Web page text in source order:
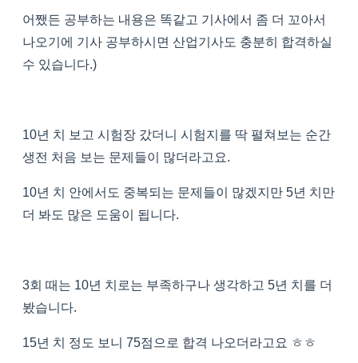
어쨌든 공부하는 내용은 똑같고 기사에서 좀 더 꼬아서
나오기에 기사 공부하시면 산업기사도 충분히 합격하실
수 있습니다.)
10년 치 보고 시험장 갔더니 시험지를 딱 펼쳐보는 순간
생전 처음 보는 문제들이 많더라고요.
10년 치 안에서도 중복되는 문제들이 많겠지만 5년 치만
더 봐도 많은 도움이 됩니다.
3회 때는 10년 치로는 부족하구나 생각하고 5년 치를 더
봤습니다.
15년 치 정도 보니 75점으로 합격 나오더라고요 ㅎㅎ